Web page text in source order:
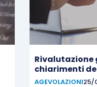
chiarimenti
AGEVOLAZIONI25/